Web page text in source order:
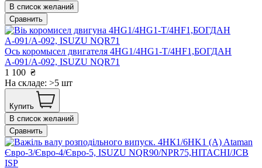
В список желаний
Сравнить
Ось коромысел двигателя 4HG1/4HG1-T/4HF1,БОГДАН
А-091/А-092, ISUZU NQR71
1 100 ₴
На складе: >5 шт
Купить
В список желаний
Сравнить